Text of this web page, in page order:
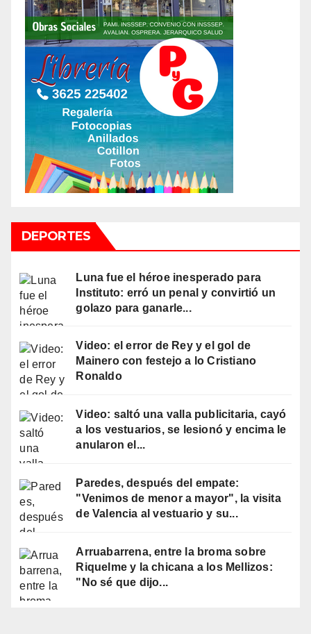
DEPORTES
Luna fue el héroe inesperado para
Instituto: erró un penal y convirtió un
golazo para ganarle...
Video: el error de Rey y el gol de
Mainero con festejo a lo Cristiano
Ronaldo
Video: saltó una valla publicitaria, cayó
a los vestuarios, se lesionó y encima le
anularon el...
Paredes, después del empate:
"Venimos de menor a mayor", la visita
de Valencia al vestuario y su...
Arruabarrena, entre la broma sobre
Riquelme y la chicana a los Mellizos:
"No sé que dijo...